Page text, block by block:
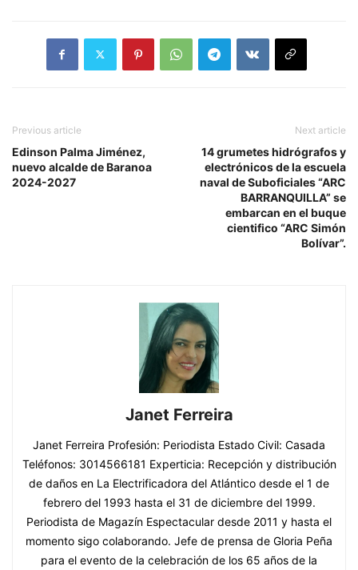
Previous article
Edinson Palma Jiménez,
nuevo alcalde de Baranoa
2024-2027
Next article
14 grumetes hidrógrafos y
electrónicos de la escuela
naval de Suboficiales “ARC
BARRANQUILLA” se
embarcan en el buque
cientifico “ARC Simón
Bolívar”.
Janet Ferreira
Janet Ferreira Profesión: Periodista Estado Civil: Casada
Teléfonos: 3014566181 Experticia: Recepción y distribución
de daños en La Electrificadora del Atlántico desde el 1 de
febrero del 1993 hasta el 31 de diciembre del 1999.
Periodista de Magazín Espectacular desde 2011 y hasta el
momento sigo colaborando. Jefe de prensa de Gloria Peña
para el evento de la celebración de los 65 años de la